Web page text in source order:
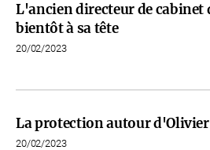
L'ancien directeur de cabinet
bientôt à sa tête
20/02/2023
La protection autour
20/02/2023